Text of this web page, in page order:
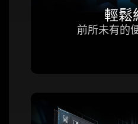
輕鬆
前所未有的